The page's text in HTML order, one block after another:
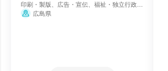
印刷・製版、広告・宣伝、福祉・独立行政法
人・NGO・NPO
広島県